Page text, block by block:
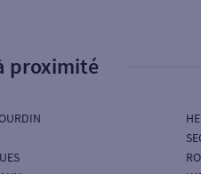
proximité